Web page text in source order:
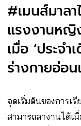
#เมนส์มาล
แรงงานหญิ
เมื่อ ‘ประจำ
ร่างกายอ่อ
จุดเริ่มต้นของการเ
สามารถลางานได้เ